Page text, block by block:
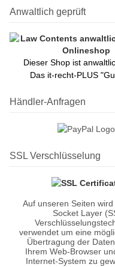
Anwaltlich geprüft
Dieser Shop ist
Das it-recht-PLUS
Händler-Anfragen
SSL Verschlüsselung
Auf unseren Seiten
Socket Layer
verwendet um eine
Übertragung der
Ihrem Web-Browser
Internet-System zu